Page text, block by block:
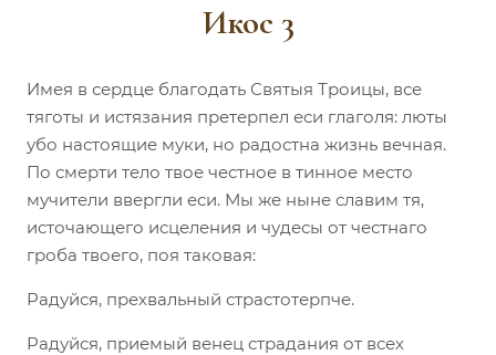
Икос 3
Имея в сердце благодать Святыя Троицы, все
тяготы и истязания претерпел еси глаголя: люты
убо настоящие муки, но радостна жизнь вечная.
По смерти тело твое честное в тинное место
мучители ввергли еси. Мы же ныне славим тя,
источающего исцеления и чудесы от честнаго
гроба твоего, поя таковая:
Радуйся, прехвальный страстотерпче.
Радуйся, приемый венец страдания от всех